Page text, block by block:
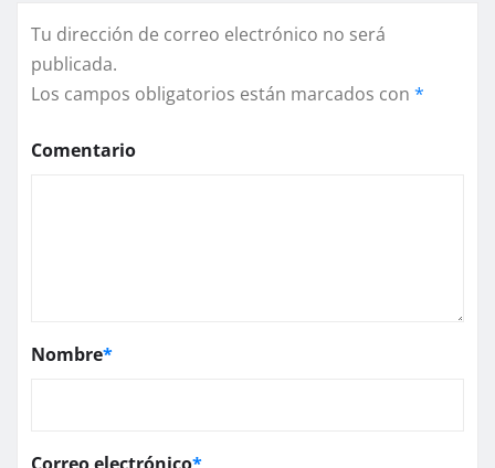
Tu dirección de correo electrónico no será
publicada.
Los campos obligatorios están marcados con *
Comentario
Nombre*